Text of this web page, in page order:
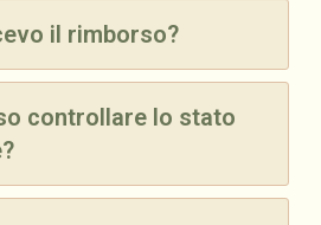
il rimborso?
controllare lo stato